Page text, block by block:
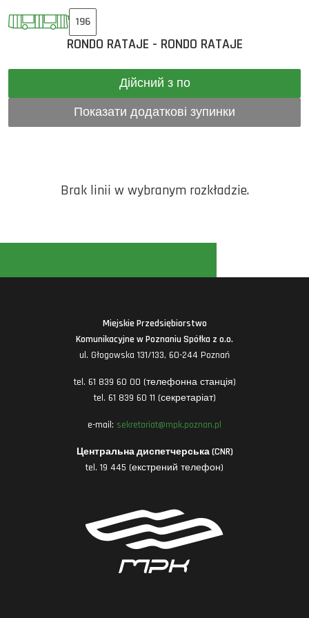
196
RONDO RATAJE - RONDO RATAJE
Дійсний з по
Показати додаткові зупинки
Brak linii w wybranym rozkładzie.
Miejskie Przedsiębiorstwo
Komunikacyjne w Poznaniu Spółka z o.o.
ul. Głogowska 131/133, 60-244 Poznań
tel. 61 839 60 00 (телефонна станція)
tel. 61 839 60 11 (секретаріат)
e-mail: sekretariat@mpk.poznan.pl
Центральна диспетчерська (CNR)
tel. 19 445 (екстрений телефон)